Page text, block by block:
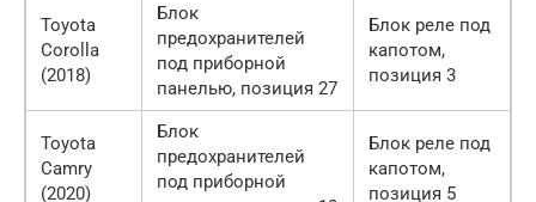
Toyota
Corolla
(2018)
Блок
предохранителей
под приборной
панелью, позиция 27
Блок реле под
капотом,
позиция 3
Toyota
Camry
(2020)
Блок
предохранителей
под приборной
Блок реле под
капотом,
позиция 5